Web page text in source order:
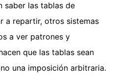
saber las tablas de
a repartir, otros sistemas
a ver patrones y
que las tablas sean
una imposición arbitraria.